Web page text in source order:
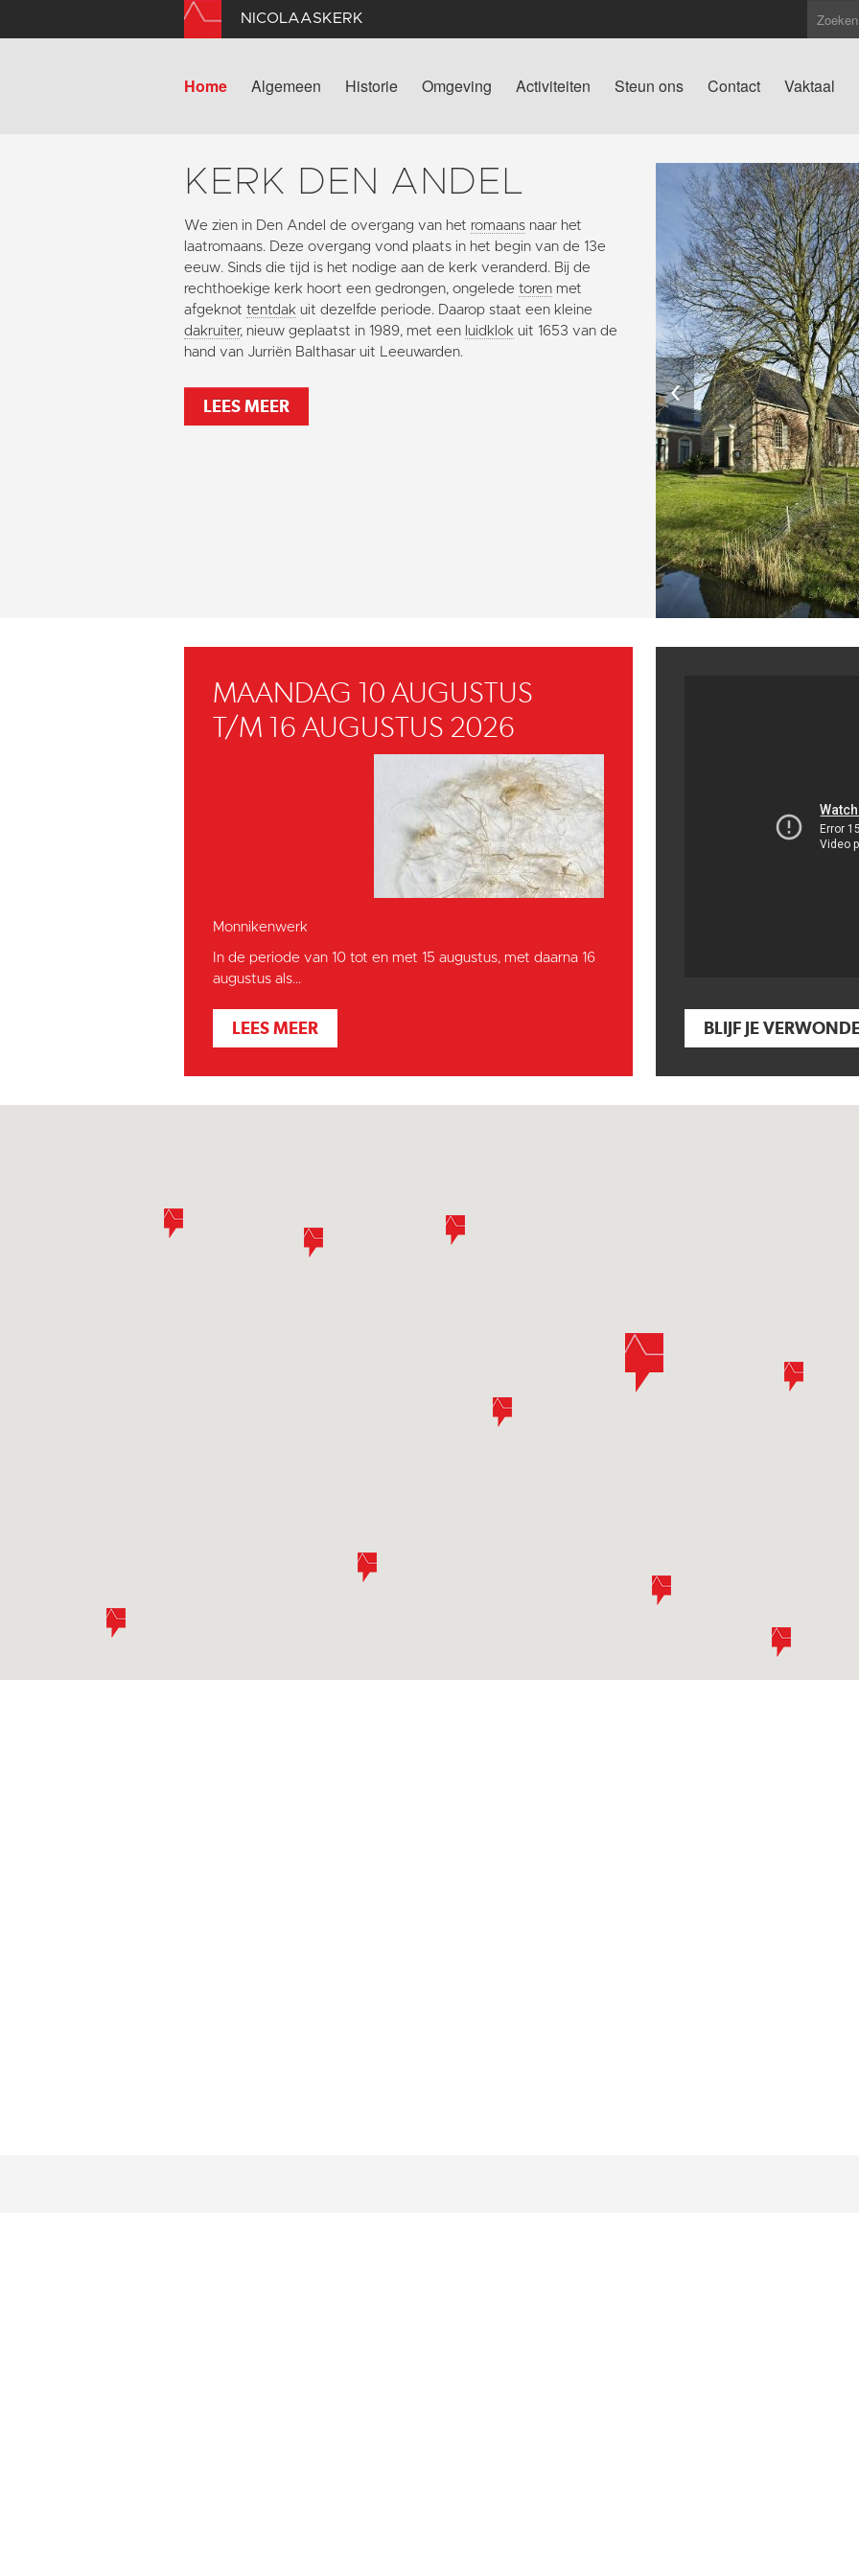
NICOLAASKERK
Home Algemeen Historie Omgeving Activiteiten Steun ons Contact Vaktaal
KERK DEN ANDEL
We zien in Den Andel de overgang van het romaans naar het
laatromaans. Deze overgang vond plaats in het begin van de 13e
eeuw. Sinds die tijd is het nodige aan de kerk veranderd. Bij de
rechthoekige kerk hoort een gedrongen, ongelede toren met
afgeknot tentdak uit dezelfde periode. Daarop staat een kleine
dakruiter, nieuw geplaatst in 1989, met een luidklok uit 1653 van de
hand van Jurriën Balthasar uit Leeuwarden.
LEES MEER ‹
MAANDAG 10 AUGUSTUS
T/M 16 AUGUSTUS 2026
Monnikenwerk
In de periode van 10 tot en met 15 augustus, met daarna 16
augustus als...
LEES MEER BLIJF JE